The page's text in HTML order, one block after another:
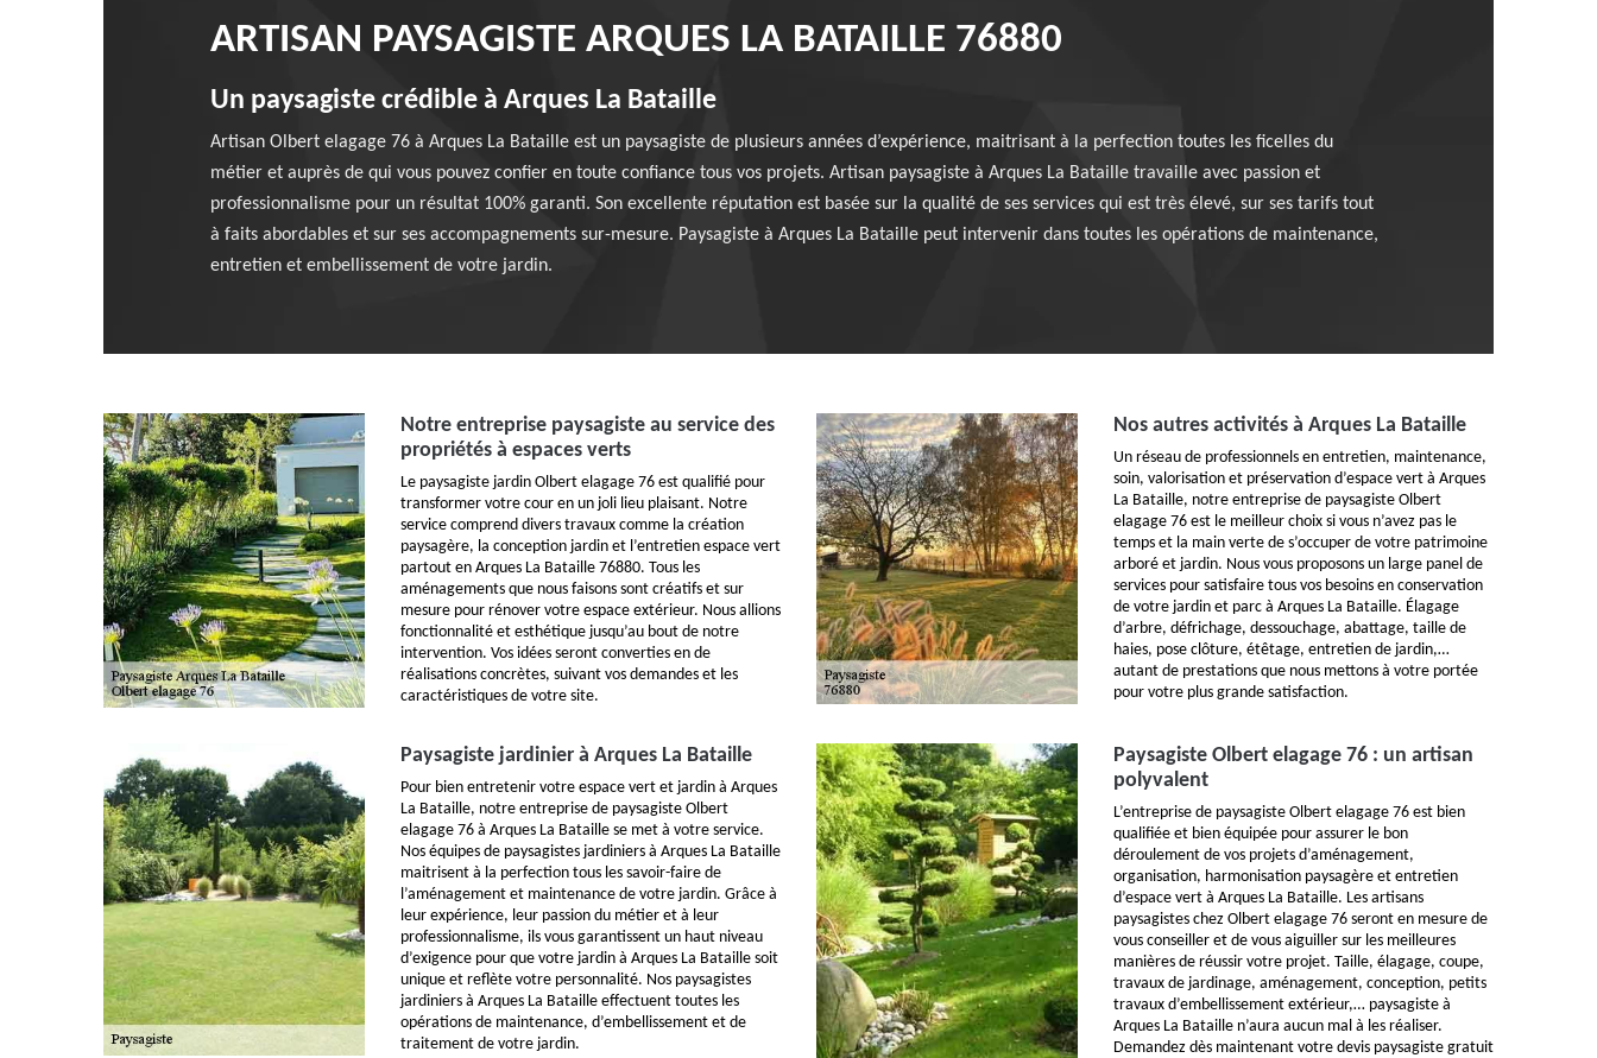
ARTISAN PAYSAGISTE ARQUES LA BATAILLE 76880
Un paysagiste crédible à Arques La Bataille
Artisan Olbert elagage 76 à Arques La Bataille est un paysagiste de plusieurs années d’expérience, maitrisant à la perfection toutes les ficelles du
métier et auprès de qui vous pouvez confier en toute confiance tous vos projets. Artisan paysagiste à Arques La Bataille travaille avec passion et
professionnalisme pour un résultat 100% garanti. Son excellente réputation est basée sur la qualité de ses services qui est très élevé, sur ses tarifs tout
à faits abordables et sur ses accompagnements sur-mesure. Paysagiste à Arques La Bataille peut intervenir dans toutes les opérations de maintenance,
entretien et embellissement de votre jardin.
Notre entreprise paysagiste au service des
propriétés à espaces verts
Le paysagiste jardin Olbert elagage 76 est qualifié pour
transformer votre cour en un joli lieu plaisant. Notre
service comprend divers travaux comme la création
paysagère, la conception jardin et l’entretien espace vert
partout en Arques La Bataille 76880. Tous les
aménagements que nous faisons sont créatifs et sur
mesure pour rénover votre espace extérieur. Nous allions
fonctionnalité et esthétique jusqu’au bout de notre
intervention. Vos idées seront converties en de
réalisations concrètes, suivant vos demandes et les
caractéristiques de votre site.
Nos autres activités à Arques La Bataille
Un réseau de professionnels en entretien, maintenance,
soin, valorisation et préservation d’espace vert à Arques
La Bataille, notre entreprise de paysagiste Olbert
elagage 76 est le meilleur choix si vous n’avez pas le
temps et la main verte de s’occuper de votre patrimoine
arboré et jardin. Nous vous proposons un large panel de
services pour satisfaire tous vos besoins en conservation
de votre jardin et parc à Arques La Bataille. Élagage
d’arbre, défrichage, dessouchage, abattage, taille de
haies, pose clôture, étêtage, entretien de jardin,…
autant de prestations que nous mettons à votre portée
pour votre plus grande satisfaction.
Paysagiste jardinier à Arques La Bataille
Pour bien entretenir votre espace vert et jardin à Arques
La Bataille, notre entreprise de paysagiste Olbert
elagage 76 à Arques La Bataille se met à votre service.
Nos équipes de paysagistes jardiniers à Arques La Bataille
maitrisent à la perfection tous les savoir-faire de
l’aménagement et maintenance de votre jardin. Grâce à
leur expérience, leur passion du métier et à leur
professionnalisme, ils vous garantissent un haut niveau
d’exigence pour que votre jardin à Arques La Bataille soit
unique et reflète votre personnalité. Nos paysagistes
jardiniers à Arques La Bataille effectuent toutes les
opérations de maintenance, d’embellissement et de
traitement de votre jardin.
Paysagiste Olbert elagage 76 : un artisan
polyvalent
L’entreprise de paysagiste Olbert elagage 76 est bien
qualifiée et bien équipée pour assurer le bon
déroulement de vos projets d’aménagement,
organisation, harmonisation paysagère et entretien
d’espace vert à Arques La Bataille. Les artisans
paysagistes chez Olbert elagage 76 seront en mesure de
vous conseiller et de vous aiguiller sur les meilleures
manières de réussir votre projet. Taille, élagage, coupe,
travaux de jardinage, aménagement, conception, petits
travaux d’embellissement extérieur,… paysagiste à
Arques La Bataille n’aura aucun mal à les réaliser.
Demandez dès maintenant votre devis paysagiste gratuit